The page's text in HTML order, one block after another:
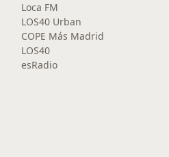
Loca FM
LOS40 Urban
COPE Más Madrid
LOS40
esRadio